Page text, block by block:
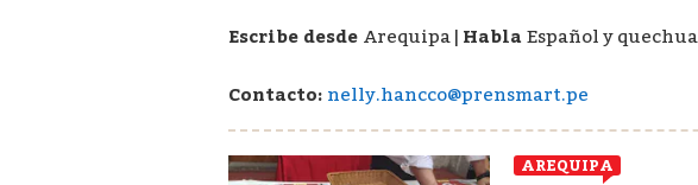
Escribe desde Arequipa | Habla Español y quechua
Contacto: nelly.hancco@prensmart.pe
AREQUIPA